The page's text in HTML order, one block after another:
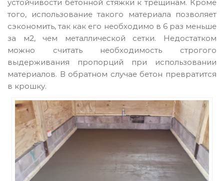
устойчивости бетонной стяжки к трещинам. Кроме
того, использование такого материала позволяет
сэкономить, так как его необходимо в 6 раз меньше
за м2, чем металлической сетки. Недостатком
можно считать необходимость строгого
выдерживания пропорций при использовании
материалов. В обратном случае бетон превратится
в крошку.